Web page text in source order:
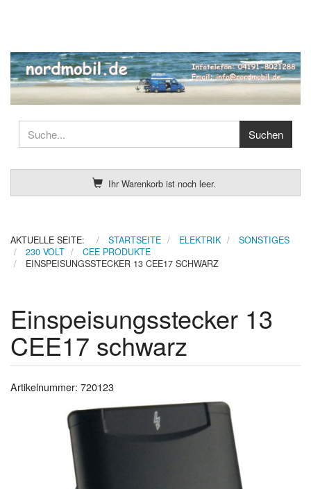
Ihr Warenkorb ist noch leer.
AKTUELLE SEITE: STARTSEITE ELEKTRIK
SONSTIGES
230 VOLT
CEE PRODUKTE
EINSPEISUNGSSTECKER 13 CEE17 SCHWARZ
Einspeisungsstecker 13
CEE17 schwarz
Artikelnummer: 720123